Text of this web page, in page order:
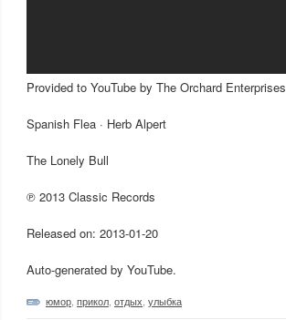
Provided to YouTube by The Orchard Enterprises
Spanish Flea · Herb Alpert
The Lonely Bull
℗ 2013 Classic Records
Released on: 2013-01-20
Auto-generated by YouTube.
юмор прикол отдых улыбка